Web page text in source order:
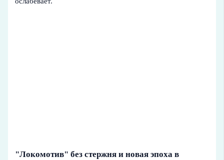
"Локомотив" без стержня и новая эпоха в